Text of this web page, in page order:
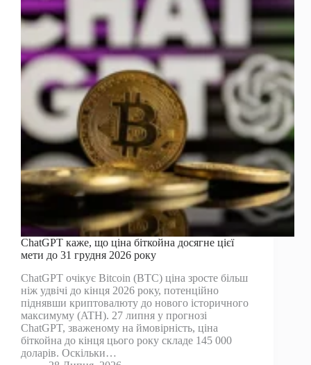
штучним
інтелектом,
оцінюється
в
2,25
мільярда
доларів
США
на
дебюті
Nasdaq
ChatGPT каже, що ціна біткойна досягне цієї
мети до 31 грудня 2026 року
ChatGPT очікує Bitcoin (BTC) ціна зросте більш
ніж удвічі до кінця 2026 року, потенційно
піднявши криптовалюту до нового історичного
максимуму (ATH). 27 липня у прогнозі
ChatGPT, зваженому на ймовірність, ціна
біткойна до кінця цього року складе 145 000
доларів. Оскільки…